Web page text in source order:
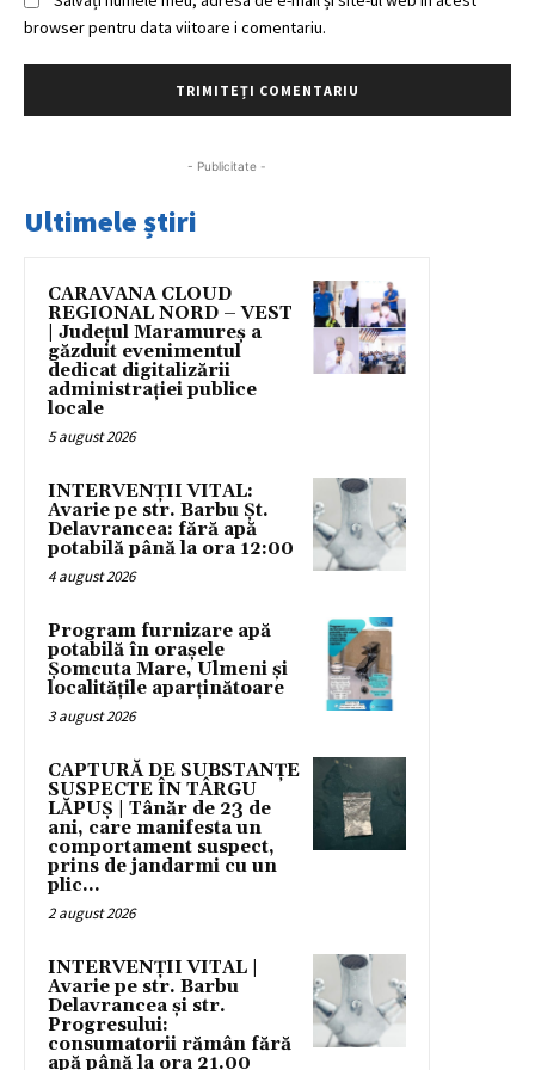
browser pentru data viitoare i comentariu.
- Publicitate -
Ultimele știri
CARAVANA CLOUD
REGIONAL NORD – VEST
| Județul Maramureș a
găzduit evenimentul
dedicat digitalizării
administrației publice
locale
5 august 2026
INTERVENȚII VITAL:
Avarie pe str. Barbu Șt.
Delavrancea: fără apă
potabilă până la ora 12:00
4 august 2026
Program furnizare apă
potabilă în orașele
Șomcuta Mare, Ulmeni și
localitățile aparținătoare
3 august 2026
CAPTURĂ DE SUBSTANȚE
SUSPECTE ÎN TÂRGU
LĂPUȘ | Tânăr de 23 de
ani, care manifesta un
comportament suspect,
prins de jandarmi cu un
plic...
2 august 2026
INTERVENȚII VITAL |
Avarie pe str. Barbu
Delavrancea și str.
Progresului:
consumatorii rămân fără
apă până la ora 21.00